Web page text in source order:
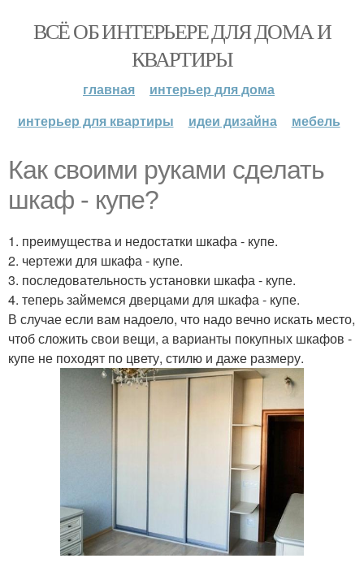
ВСЁ ОБ ИНТЕРЬЕРЕ ДЛЯ ДОМА И
КВАРТИРЫ
главная
интерьер для дома
интерьер для квартиры
идеи дизайна мебель
Как своими руками сделать
шкаф - купе?
1. преимущества и недостатки шкафа - купе.
2. чертежи для шкафа - купе.
3. последовательность установки шкафа - купе.
4. теперь займемся дверцами для шкафа - купе.
В случае если вам надоело, что надо вечно искать место,
чтоб сложить свои вещи, а варианты покупных шкафов -
купе не походят по цвету, стилю и даже размеру.